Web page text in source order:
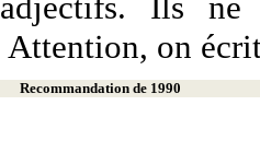
on
Recommandation de 1990